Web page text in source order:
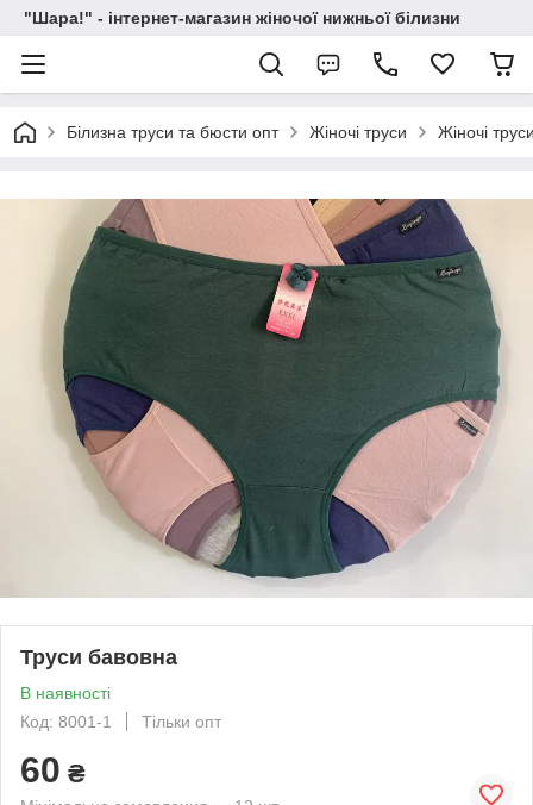
"Шара!" - інтернет-магазин жіночої нижньої білизни
Білизна труси та бюсти опт Жіночі труси Жіночі
Труси бавовна
В наявності
Код: 8001-1
Тільки опт
60 ₴